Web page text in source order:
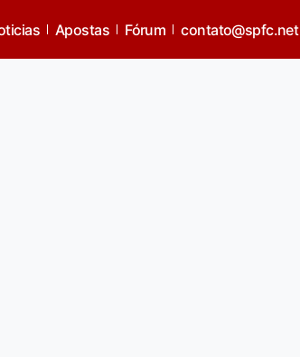
Apostas Fórum contato@spfc.net